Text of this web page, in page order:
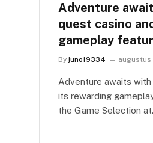
Adventure
quest casino
gameplay
By juno19334 augustus
Adventure awaits
its rewarding
the Game Selection